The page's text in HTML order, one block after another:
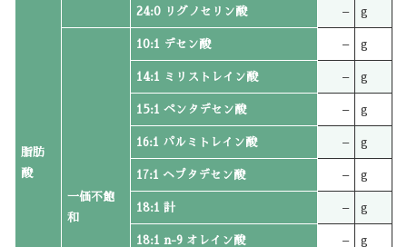
脂肪
酸
24:0 リグノセリン酸 – g
一価不飽
和
10:1 デセン酸 – g
14:1 ミリストレイン酸 – g
15:1 ペンタデセン酸 – g
16:1 パルミトレイン酸 – g
17:1 ヘプタデセン酸 – g
18:1 計 – g
18:1 n-9 オレイン酸 – g